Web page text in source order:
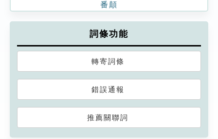
番顛
詞條功能
轉寄詞條
錯誤通報
推薦關聯詞